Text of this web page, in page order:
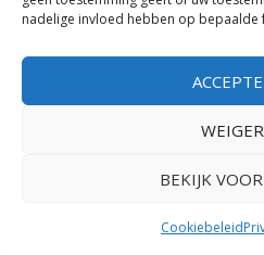
nadelige invloed hebben op bepaalde
BEKIJK
Cookiebeleid
Elegant